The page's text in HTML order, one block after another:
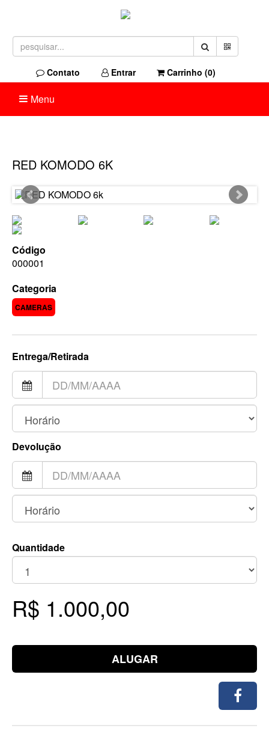
Contato Entrar Carrinho (0)
Menu
RED KOMODO 6K
Código
000001
Categoria
CAMERAS
Entrega/Retirada
Devolução
Quantidade
R$ 1.000,00
ALUGAR